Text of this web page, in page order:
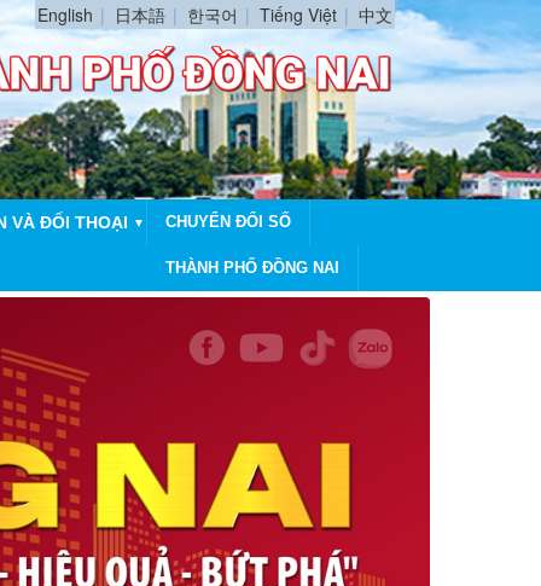
English 日本語 한국어 Tiếng Việt 中文
VÀ ĐỐI THOẠI ▼ CHUYỂN ĐỔI SỐ
THÀNH PHỐ ĐỒNG NAI